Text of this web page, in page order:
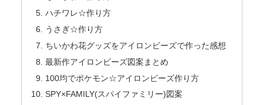
ハチワレ☆作り方
うさぎ☆作り方
ちいかわ花グッズをアイロンビーズで作った感想
最新作アイロンビーズ図案まとめ
100均でポケモン☆アイロンビーズ作り方
SPY×FAMILY(スパイファミリー)図案